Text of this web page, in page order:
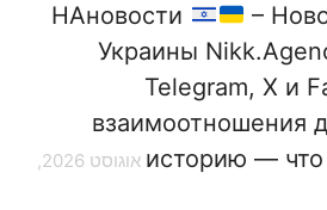
НАновости
–
Украины
Telegram, X и
взаимоотношения
историю — что
8 אוגוסט 2026,